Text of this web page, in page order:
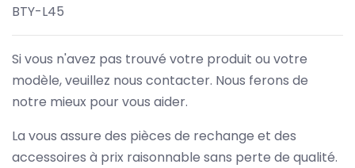
BTY-L45
Si vous n'avez pas trouvé votre produit ou votre
modèle, veuillez nous contacter. Nous ferons de
notre mieux pour vous aider.
La vous assure des pièces de rechange et des
accessoires à prix raisonnable sans perte de qualité.